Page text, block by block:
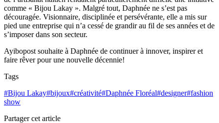
comme « Bijou Lakay ». Malgré tout, Daphnée ne s’est pas
découragée. Visionnaire, disciplinée et persévérante, elle a mis sur
pied une entreprise qui n’a cessé de grandir au fil de ses années et de
s’imposer dans son secteur.
Ayibopost souhaite à Daphnée de continuer à innover, inspirer et
faire rêver pour une nouvelle décennie!
Tags
#Bijou Lakay#bijoux#créativité#Daphnée Floréal#designer#fashion
show
Partager cet article